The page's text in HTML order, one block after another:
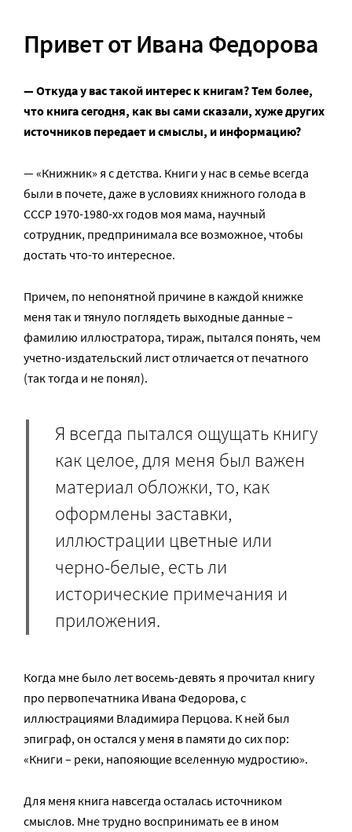
Привет от Ивана Федорова
— Откуда у вас такой интерес к книгам? Тем более,
что книга сегодня, как вы сами сказали, хуже других
источников передает и смыслы, и информацию?
— «Книжник» я с детства. Книги у нас в семье всегда
были в почете, даже в условиях книжного голода в
СССР 1970-1980-хх годов моя мама, научный
сотрудник, предпринимала все возможное, чтобы
достать что-то интересное.
Причем, по непонятной причине в каждой книжке
меня так и тянуло поглядеть выходные данные –
фамилию иллюстратора, тираж, пытался понять, чем
учетно-издательский лист отличается от печатного
(так тогда и не понял).
Я всегда пытался ощущать книгу
как целое, для меня был важен
материал обложки, то, как
оформлены заставки,
иллюстрации цветные или
черно-белые, есть ли
исторические примечания и
приложения.
Когда мне было лет восемь-девять я прочитал книгу
про первопечатника Ивана Федорова, с
иллюстрациями Владимира Перцова. К ней был
эпиграф, он остался у меня в памяти до сих пор:
«Книги – реки, напояющие вселенную мудростию».
Для меня книга навсегда осталась источником
смыслов. Мне трудно воспринимать ее в ином